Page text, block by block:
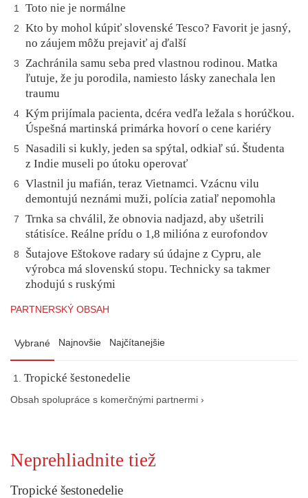
1 Toto nie je normálne
2
Kto by mohol kúpiť slovenské Tesco? Favorit je jasný,
no záujem môžu prejaviť aj ďalší
3
Zachránila samu seba pred vlastnou rodinou. Matka
ľutuje, že ju porodila, namiesto lásky zanechala len
traumu
4 Kým prijímala pacienta, dcéra vedľa ležala s horúčkou.
Úspešná martinská primárka hovorí o cene kariéry
5
Nasadili si kukly, jeden sa spýtal, odkiaľ sú. Študenta
z Indie museli po útoku operovať
6
Vlastnil ju mafián, teraz Vietnamci. Vzácnu vilu
demontujú neznámi muži, polícia zatiaľ nepomohla
7
Trnka sa chválil, že obnovia nadjazd, aby ušetrili
státisíce. Reálne prídu o 1,8 milióna z eurofondov
8
Šutajove Eštokove radary sú údajne z Cypru, ale
výrobca má slovenskú stopu. Technicky sa takmer
zhodujú s ruskými
PARTNERSKÝ OBSAH
Vybrané Najnovšie Najčítanejšie
Tropické šestonedelie
Obsah spolupráce s komerčnými partnermi ›
Neprehliadnite tiež
Tropické šestonedelie